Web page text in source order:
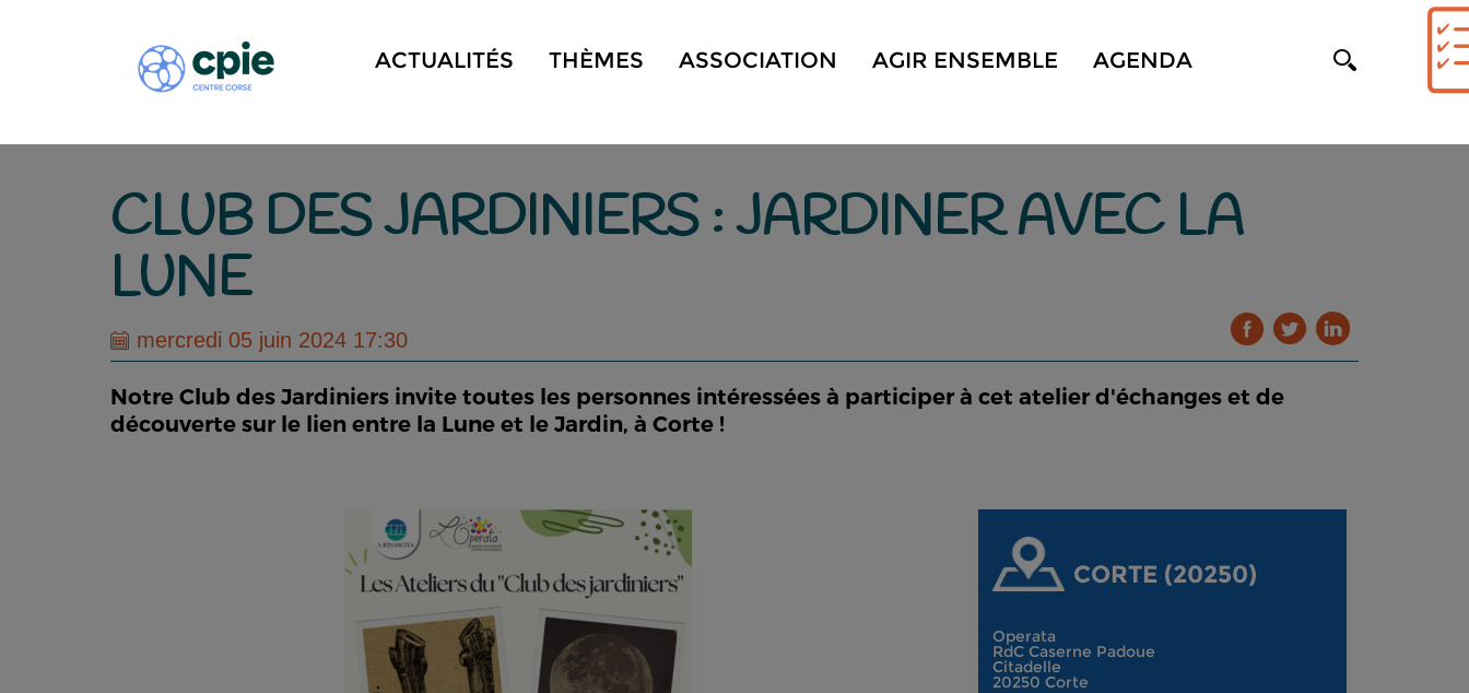
ACTUALITÉS THÈMES ASSOCIATION AGIR ENSEMBLE AGENDA
CLUB DES JARDINIERS : JARDINER AVEC LA
LUNE
mercredi 05 juin 2024 17:30
Notre Club des Jardiniers invite toutes les personnes intéressées à participer à cet atelier d'échanges et de
découverte sur le lien entre la Lune et le Jardin, à Corte !
CORTE (20250)
Operata
RdC Caserne Padoue
Citadelle
20250 Corte